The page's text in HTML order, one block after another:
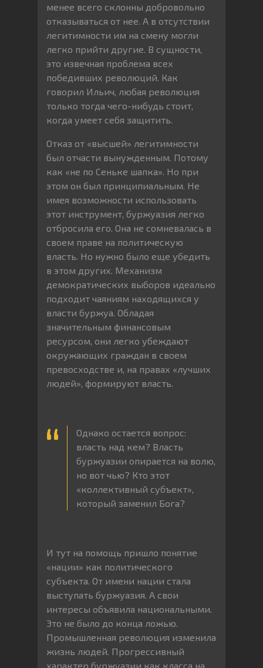
менее всего склонны добровольно
отказываться от нее. А в отсутствии
легитимности им на смену могли
легко прийти другие. В сущности,
это извечная проблема всех
победивших революций. Как
говорил Ильич, любая революция
только тогда чего-нибудь стоит,
когда умеет себя защитить.
Отказ от «высшей» легитимности
был отчасти вынужденным. Потому
как «не по Сеньке шапка». Но при
этом он был принципиальным. Не
имея возможности использовать
этот инструмент, буржуазия легко
отбросила его. Она не сомневалась в
своем праве на политическую
власть. Но нужно было еще убедить
в этом других. Механизм
демократических выборов идеально
подходит чаяниям находящихся у
власти буржуа. Обладая
значительным финансовым
ресурсом, они легко убеждают
окружающих граждан в своем
превосходстве и, на правах «лучших
людей», формируют власть.
Однако остается вопрос:
власть над кем? Власть
буржуазии опирается на волю,
но вот чью? Кто этот
«коллективный субъект»,
который заменил Бога?
И тут на помощь пришло понятие
«нации» как политического
субъекта. От имени нации стала
выступать буржуазия. А свои
интересы объявила национальными.
Это не было до конца ложью.
Промышленная революция изменила
жизнь людей. Прогрессивный
характер буржуазии как класса на